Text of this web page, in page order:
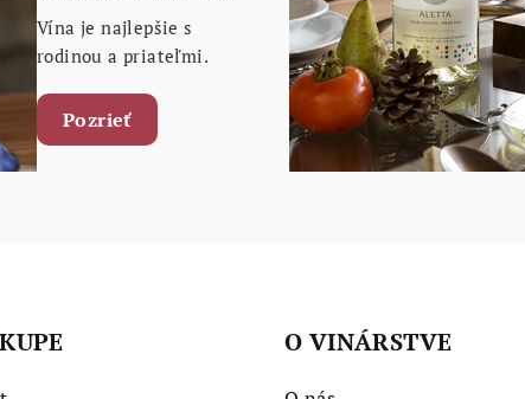
Vína je najlepšie s
rodinou a priateľmi.
Pozrieť
O VINÁRSTVE